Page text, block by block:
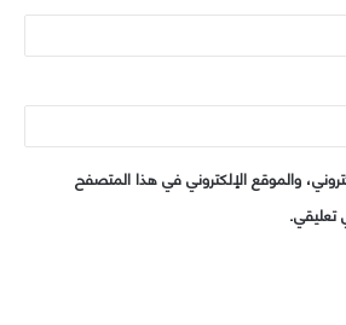
والموقع الإلكتروني في هذا المتصفح
تعليقي.